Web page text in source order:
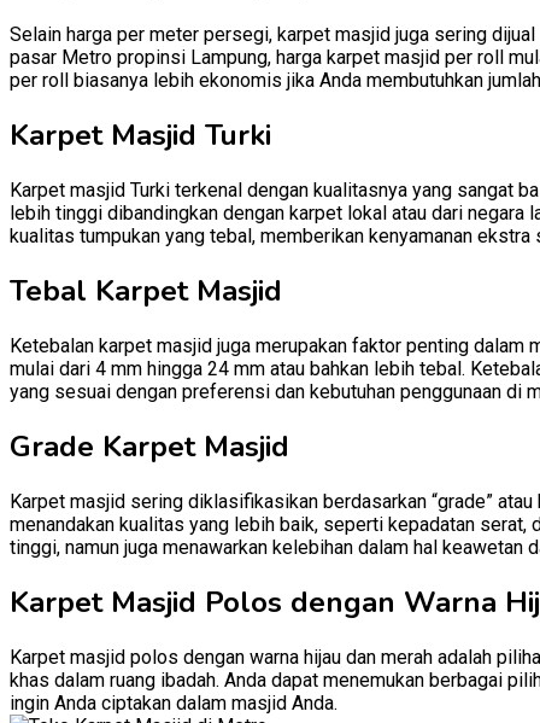
Selain harga per meter persegi, karpet masjid juga sering
pasar Metro propinsi Lampung, harga karpet masjid per roll
per roll biasanya lebih ekonomis jika Anda membutuhkan
Karpet Masjid Turki
Karpet masjid Turki terkenal dengan kualitasnya yang sangat
lebih tinggi dibandingkan dengan karpet lokal atau dari negara
kualitas tumpukan yang tebal, memberikan kenyamanan
Tebal Karpet Masjid
Ketebalan karpet masjid juga merupakan faktor penting
mulai dari 4 mm hingga 24 mm atau bahkan lebih tebal.
yang sesuai dengan preferensi dan kebutuhan penggunaan di
Grade Karpet Masjid
Karpet masjid sering diklasifikasikan berdasarkan “grade”
menandakan kualitas yang lebih baik, seperti kepadatan
tinggi, namun juga menawarkan kelebihan dalam hal keawetan
Karpet Masjid Polos dengan Warna
Karpet masjid polos dengan warna hijau dan merah adalah
khas dalam ruang ibadah. Anda dapat menemukan berbagai
ingin Anda ciptakan dalam masjid Anda.